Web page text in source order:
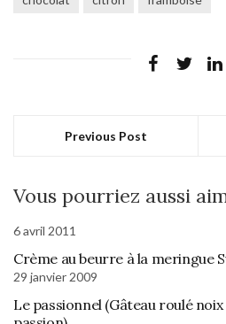
Previous Post
Vous pourriez aussi
6 avril 2011
Crème au beurre à la meringue
29 janvier 2009
Le passionnel (Gâteau roulé